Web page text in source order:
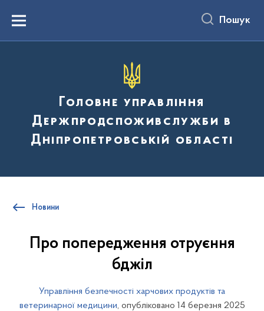
вмістуMenu Пошук
Головне управління
Держпродспоживслужби в
Дніпропетровській області
Новини
Про попередження отруєння
бджіл
Управління безпечності харчових продуктів та
ветеринарної медицини, опубліковано 14 березня 2025